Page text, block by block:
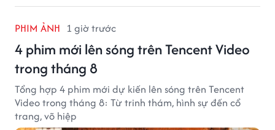
PHIM ẢNH 1 giờ trước
4 phim mới lên sóng trên Tencent Video
trong tháng 8
Tổng hợp 4 phim mới dự kiến lên sóng trên Tencent
Video trong tháng 8: Từ trinh thám, hình sự đến cổ
trang, võ hiệp